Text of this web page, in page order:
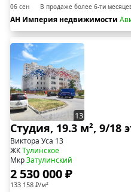
06 сен В продаже более 6-ти
АН Империя недвижимости
13
Студия, 19.3 м², 9/18
Виктора Уса 13
ЖКТулинское
МкрЗатулинский
2 530 000 ₽
133 158 ₽/м²